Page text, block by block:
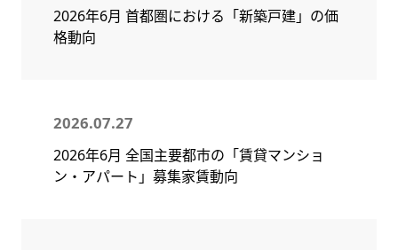
2026年6月 首都圏における「新築戸建」の価
格動向
2026.07.27
2026年6月 全国主要都市の「賃貸マンショ
ン・アパート」募集家賃動向